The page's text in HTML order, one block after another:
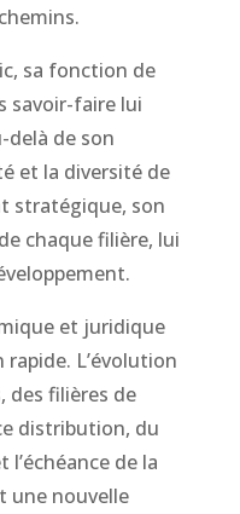
sa fonction de
savoir-faire lui
de son
et la diversité de
stratégique, son
chaque filière, lui
et juridique
L’évolution
des filières de
distribution, du
de la
une nouvelle